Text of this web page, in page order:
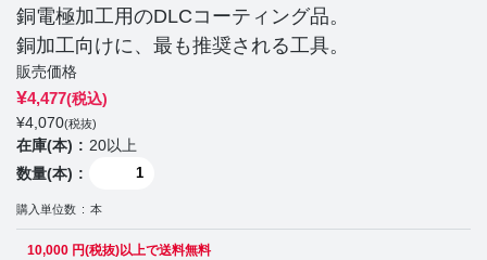
銅電極加工用のDLCコーティング品。
銅加工向けに、最も推奨される工具。
販売価格
¥4,477(税込)
¥4,070(税抜)
在庫(本)
20以上
数量(本)
購入単位数 本
10,000 円(税抜)以上で送料無料